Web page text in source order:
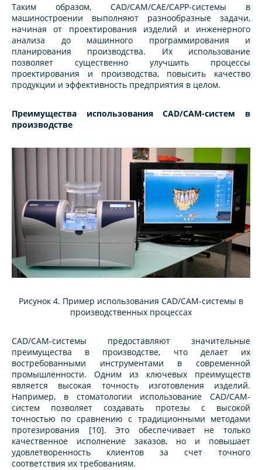
Таким образом, CAD/CAM/CAE/CAPP-системы в
машиностроении выполняют разнообразные задачи,
начиная от проектирования изделий и инженерного
анализа до машинного программирования и
планирования производства. Их использование
позволяет существенно улучшить процессы
проектирования и производства, повысить качество
продукции и эффективность предприятия в целом.
Преимущества использования CAD/CAM-систем в
производстве
Рисунок 4. Пример использования CAD/CAM-системы в
производственных процессах
CAD/CAM-системы предоставляют значительные
преимущества в производстве, что делает их
востребованными инструментами в современной
промышленности. Одним из ключевых преимуществ
является высокая точность изготовления изделий.
Например, в стоматологии использование CAD/CAM-
систем позволяет создавать протезы с высокой
точностью по сравнению с традиционными методами
протезирования [10]. Это обеспечивает не только
качественное исполнение заказов, но и повышает
удовлетворенность клиентов за счет точного
соответствия их требованиям.